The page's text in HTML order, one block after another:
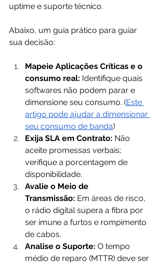
uptime e suporte técnico.
Abaixo, um guia prático para guiar
sua decisão:
Mapeie Aplicações Críticas e o
consumo real: Identifique quais
softwares não podem parar e
dimensione seu consumo. (Este
artigo pode ajudar a dimensionar
seu consumo de banda)
Exija SLA em Contrato: Não
aceite promessas verbais;
verifique a porcentagem de
disponibilidade.
Avalie o Meio de
Transmissão: Em áreas de risco,
o rádio digital supera a fibra por
ser imune a furtos e rompimento
de cabos.
Analise o Suporte: O tempo
médio de reparo (MTTR) deve ser